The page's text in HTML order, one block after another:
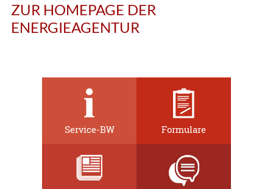
ZUR HOMEPAGE DER
ENERGIEAGENTUR
Service-BW Formulare